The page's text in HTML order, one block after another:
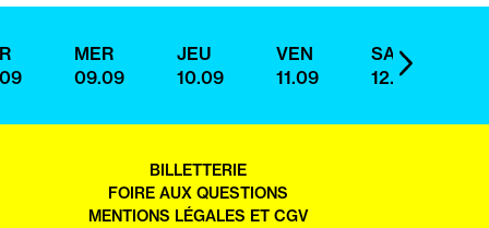
IMAGE
SUIVANTE
MER
09.09
JEU
10.09
VEN
11.09
SAM
12.09
OUVRIR
DANS
UN
BILLETTERIE
FOIRE AUX QUESTIONS
MENTIONS LÉGALES ET CGV